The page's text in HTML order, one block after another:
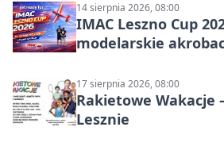
14 sierpnia 2026, 08:00
IMAC Leszno Cup
modelarskie
17 sierpnia 2026, 08:00
Rakietowe Wakacje
Lesznie